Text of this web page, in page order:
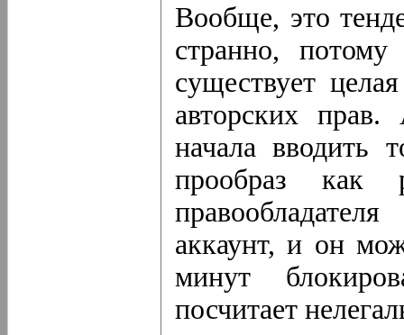
Вообще, это
странно,
существует
авторских прав.
начала вводить
прообраз как
аккаунт, и он
минут
посчитает